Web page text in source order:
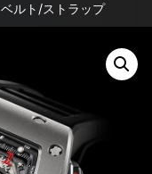
ベルト/ストラップ